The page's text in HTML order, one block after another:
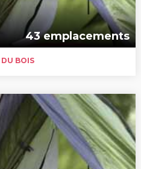
43 emplacements
DU BOIS